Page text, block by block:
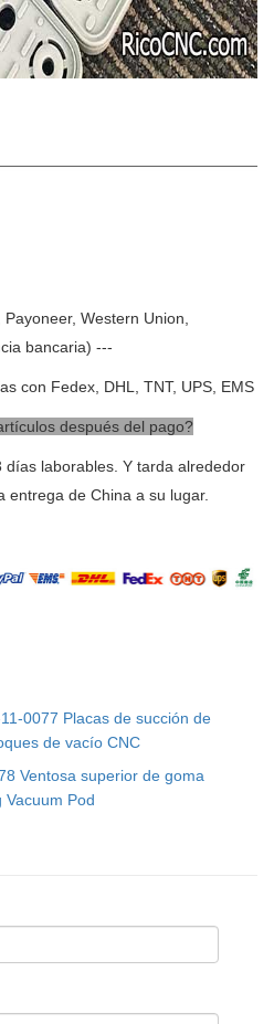
Western Union,
bancaria) ---
con Fedex, DHL, TNT, UPS, EMS
después del pago?
días laborables. Y tarda alrededor
de China a su lugar.
0077 Placas de succión de
de vacío CNC
Ventosa superior de goma
Vacuum Pod